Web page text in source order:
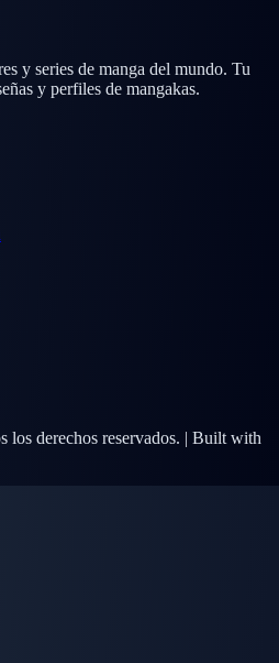
y series de manga del mundo. Tu
y perfiles de mangakas.
derechos reservados. | Built with